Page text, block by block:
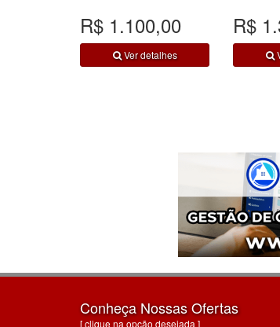
R$ 1.100,00
Ver detalhes
R$
Conheça Nossas Ofertas
[ clique na opção desejada ]